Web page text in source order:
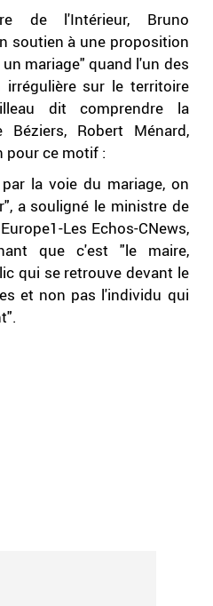
de l'Intérieur, Bruno
soutien à une proposition
mariage" quand l'un des
sur le territoire
dit comprendre la
Robert Ménard,
pour ce motif :
la voie du mariage, on
a souligné le ministre de
Les Echos-CNews,
que c'est "le maire,
qui se retrouve devant le
et non pas l'individu qui